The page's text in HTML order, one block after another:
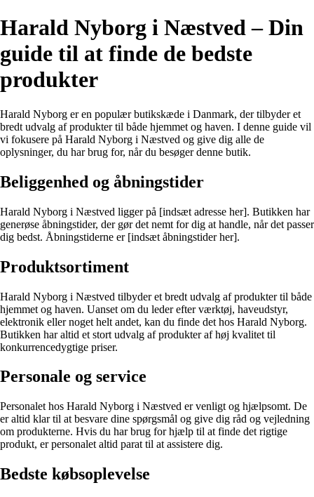
Harald Nyborg i Næstved – Din
guide til at finde de bedste
produkter
Harald Nyborg er en populær butikskæde i Danmark, der tilbyder et
bredt udvalg af produkter til både hjemmet og haven. I denne guide vil
vi fokusere på Harald Nyborg i Næstved og give dig alle de
oplysninger, du har brug for, når du besøger denne butik.
Beliggenhed og åbningstider
Harald Nyborg i Næstved ligger på [indsæt adresse her]. Butikken har
generøse åbningstider, der gør det nemt for dig at handle, når det passer
dig bedst. Åbningstiderne er [indsæt åbningstider her].
Produktsortiment
Harald Nyborg i Næstved tilbyder et bredt udvalg af produkter til både
hjemmet og haven. Uanset om du leder efter værktøj, haveudstyr,
elektronik eller noget helt andet, kan du finde det hos Harald Nyborg.
Butikken har altid et stort udvalg af produkter af høj kvalitet til
konkurrencedygtige priser.
Personale og service
Personalet hos Harald Nyborg i Næstved er venligt og hjælpsomt. De
er altid klar til at besvare dine spørgsmål og give dig råd og vejledning
om produkterne. Hvis du har brug for hjælp til at finde det rigtige
produkt, er personalet altid parat til at assistere dig.
Bedste købsoplevelse